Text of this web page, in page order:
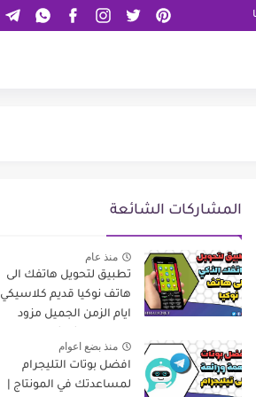
المشاركات الشائعة
منذ عام
تطبيق لتحويل هاتفك الى
هاتف نوكيا قديم كلاسيكي
ايام الزمن الجميل مزود
منذ بضع اعوام
افضل بوتات التليجرام
لمساعدتك في المونتاج |